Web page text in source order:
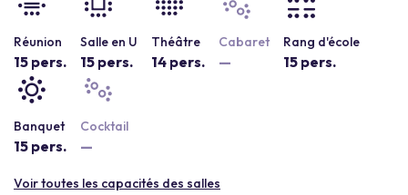
Réunion
15 pers.
Salle en U
15 pers.
Théâtre
14 pers.
Cabaret
—
Rang d'école
15 pers.
Banquet
15 pers.
Cocktail
—
Voir toutes les capacités des salles